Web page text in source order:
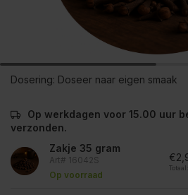
Dosering: Doseer naar eigen smaak
Op werkdagen voor 15.00 uur
verzonden.
Zakje 35 gram
Art# 16042S
Op voorraad
Totaal: